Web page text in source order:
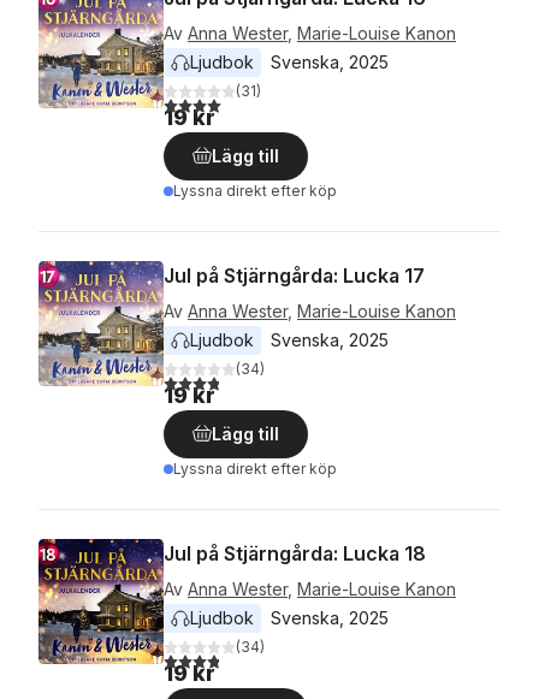
Av Anna Wester, Marie-Louise Kanon
Ljudbok
Svenska 2025
4,0utav 5 stjärnor. Totalt antal röster:
(31)
19 kr
Lägg till
Lyssna direkt efter köp
Jul på Stjärngårda: Lucka 17
Av Anna Wester, Marie-Louise Kanon
Ljudbok
Svenska 2025
3,8utav 5 stjärnor. Totalt antal röster:
(34)
19 kr
Lägg till
Lyssna direkt efter köp
Jul på Stjärngårda: Lucka 18
Av Anna Wester, Marie-Louise Kanon
Ljudbok
Svenska 2025
3,8utav 5 stjärnor. Totalt antal röster:
(34)
19 kr